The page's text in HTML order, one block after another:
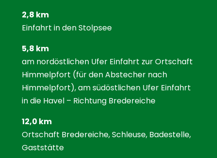
2,8 km
Einfahrt in den Stolpsee
5,8 km
am nordöstlichen Ufer Einfahrt zur Ortschaft
Himmelpfort (für den Abstecher nach
Himmelpfort), am südöstlichen Ufer Einfahrt
in die Havel – Richtung Bredereiche
12,0 km
Ortschaft Bredereiche, Schleuse, Badestelle,
Gaststätte